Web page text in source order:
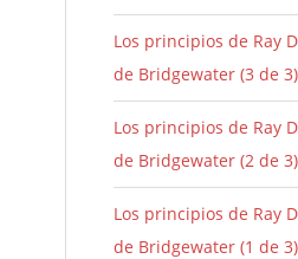
Los principios de Ray
de Bridgewater (3 de 3)
Los principios de Ray
de Bridgewater (2 de 3)
Los principios de Ray
de Bridgewater (1 de 3)